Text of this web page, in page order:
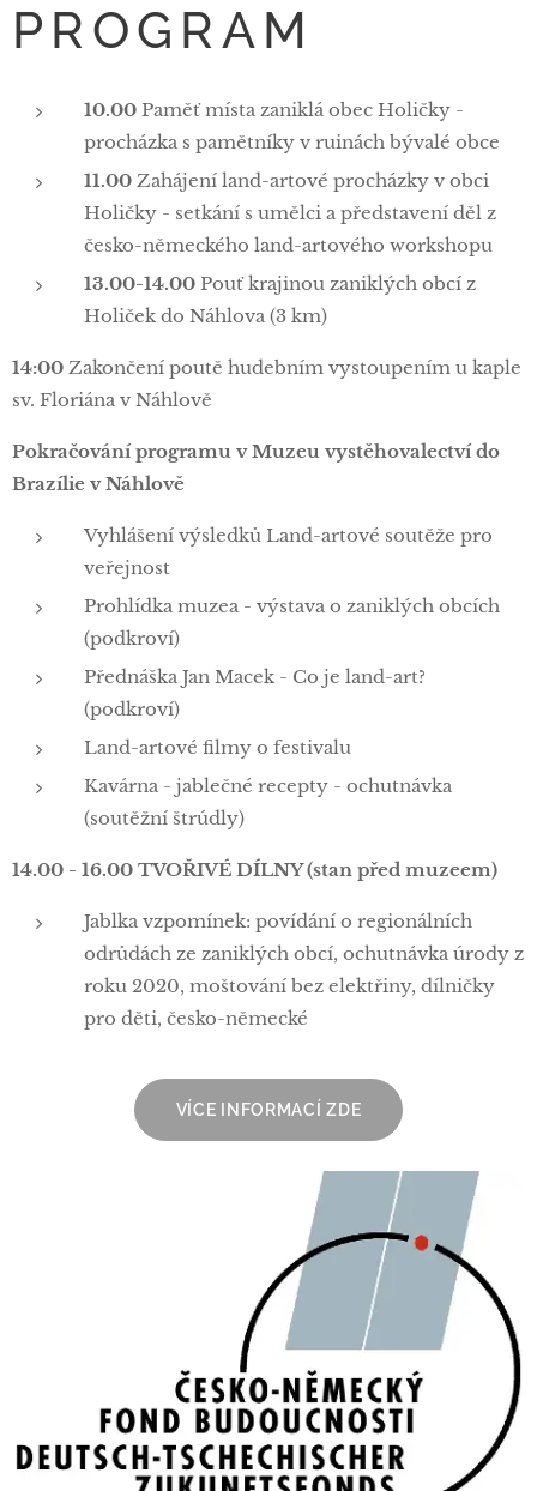
PROGRAM
10.00 Paměť místa zaniklá obec Holičky -
procházka s pamětníky v ruinách bývalé obce
11.00 Zahájení land-artové procházky v obci
Holičky - setkání s umělci a představení děl z
česko-německého land-artového workshopu
13.00-14.00 Pouť krajinou zaniklých obcí z
Holiček do Náhlova (3 km)
14:00 Zakončení poutě hudebním vystoupením u kaple
sv. Floriána v Náhlově
Pokračování programu v Muzeu vystěhovalectví do
Brazílie v Náhlově
Vyhlášení výsledků Land-artové soutěže pro
veřejnost
Prohlídka muzea - výstava o zaniklých obcích
(podkroví)
Přednáška Jan Macek - Co je land-art?
(podkroví)
Land-artové filmy o festivalu
Kavárna - jablečné recepty - ochutnávka
(soutěžní štrúdly)
14.00 - 16.00 TVOŘIVÉ DÍLNY (stan před muzeem)
Jablka vzpomínek: povídání o regionálních
odrůdách ze zaniklých obcí, ochutnávka úrody z
roku 2020, moštování bez elektřiny, dílničky
pro děti, česko-německé
VÍCE INFORMACÍ ZDE